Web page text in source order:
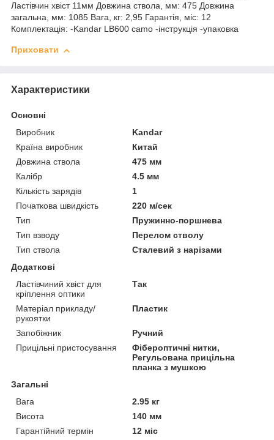
Ластівчин хвіст 11мм Довжина ствола, мм: 475 Довжина
загальна, мм: 1085 Вага, кг: 2,95 Гарантія, міс: 12
Комплектація: -Kandar LB600 camo -інструкція -упаковка
Приховати
Характеристики
Основні
Виробник
Kandar
Країна виробник
Китай
Довжина ствола
475 мм
Калібр
4.5 мм
Кількість зарядів
1
Початкова швидкість
220 м/сек
Тип
Пружинно-поршнева
Тип взводу
Перелом стволу
Тип ствола
Сталевий з нарізами
Додаткові
Ластівчиний хвіст для
кріплення оптики
Так
Матеріал прикладу/
рукоятки
Пластик
Запобіжник
Ручний
Прицільні пристосування
Фібероптичні нитки,
Регульована прицільна
планка з мушкою
Загальні
Вага
2.95 кг
Висота
140 мм
Гарантійний термін
12 міс